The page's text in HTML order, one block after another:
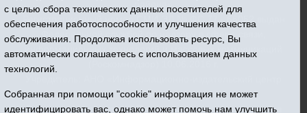
Регистрационный номер СМИ ЭЛ № ФС 77 - 66052 выдан
Федеральной службой по надзору в сфере связи,
«Призыв»
Все права защищены © При использовании материалов
с целью сбора технических данных посетителей для
обеспечения работоспособности и улучшения качества
обслуживания. Продолжая использовать ресурс, Вы
автоматически соглашаетесь с использованием данных
технологий.
Собранная при помощи "cookie" информация не может
идентифицировать вас, однако может помочь нам улучшить